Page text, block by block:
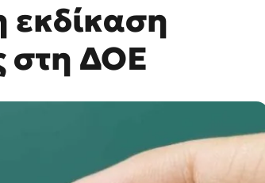
εκδίκαση
στη ΔΟΕ